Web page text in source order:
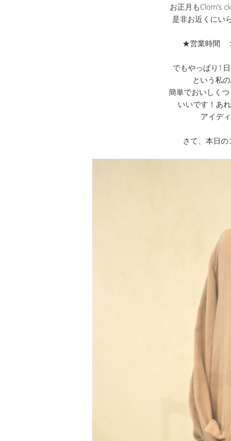
お正月もClom’s
是非お近くにい
★営業時間
でもやっぱり1
という私
簡単でおいしく
いいです！あ
アイデ
さて、本日